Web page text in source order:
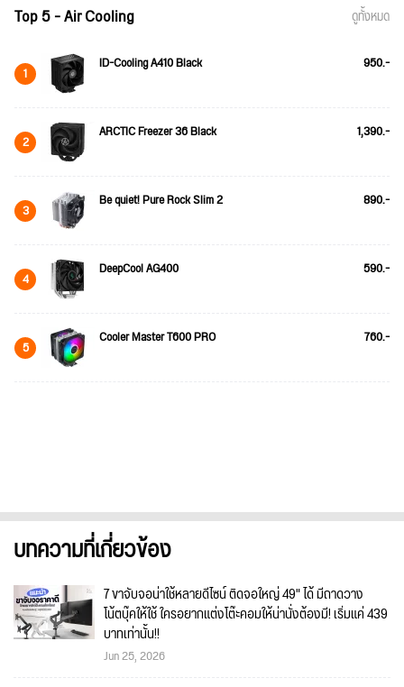
Top 5 - Air Cooling ดูทั้งหมด
1 ID-Cooling A410 Black 950.-
2 ARCTIC Freezer 36 Black 1,390.-
3 Be quiet! Pure Rock Slim 2 890.-
4 DeepCool AG400 590.-
5 Cooler Master T600 PRO 760.-
บทความที่เกี่ยวข้อง
7 ขาจับจอน่าใช้หลายดีไซน์ ติดจอใหญ่ 49" ได้ มีถาดวาง
โน้ตบุ๊คให้ใช้ ใครอยากแต่งโต๊ะคอมให้น่านั่งต้องมี! เริ่มแค่ 439
บาทเท่านั้น!!
Jun 25, 2026